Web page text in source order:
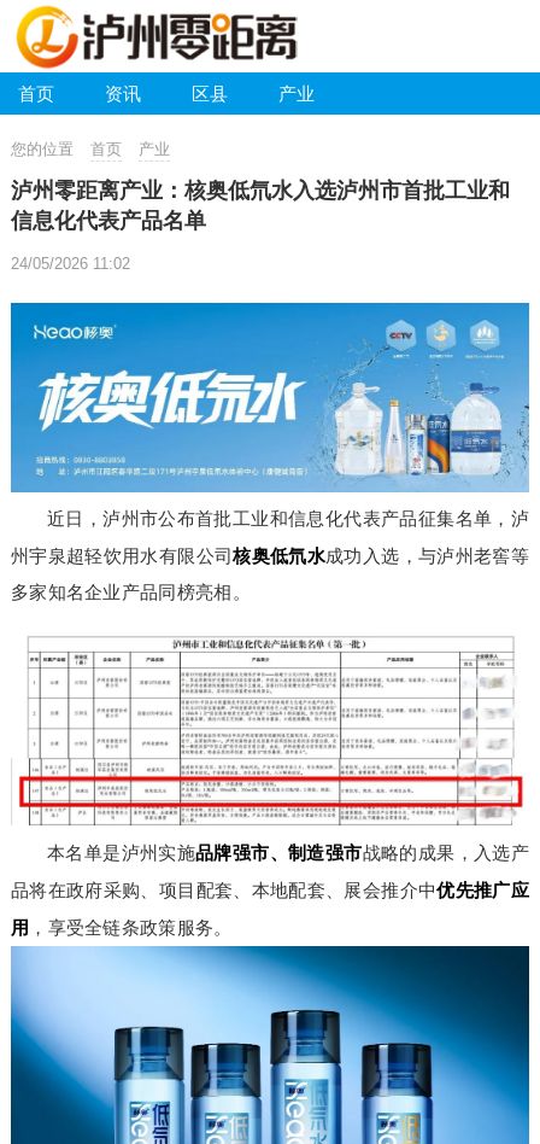
首页 资讯 区县 产业
您的位置 首页 产业
泸州零距离产业：核奥低氘水入选泸州市首批工业和
信息化代表产品名单
24/05/2026 11:02
近日，泸州市公布首批工业和信息化代表产品征集名单，泸
州宇泉超轻饮用水有限公司核奥低氘水成功入选，与泸州老窖等
多家知名企业产品同榜亮相。
本名单是泸州实施品牌强市、制造强市战略的成果，入选产
品将在政府采购、项目配套、本地配套、展会推介中优先推广应
用 ，享受全链条政策服务。